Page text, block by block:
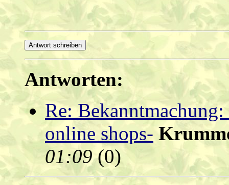
Antworten:
Re:
online shops-
01:09(0)